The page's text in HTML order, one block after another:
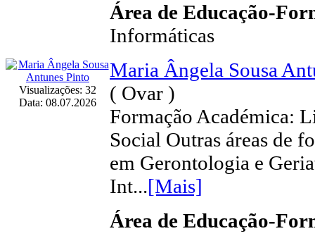
Área de Educação-
Informáticas
Visualizações: 32
Data: 08.07.2026
Maria Ângela Sousa
( Ovar )
Formação Académica:
Social Outras áreas de
em Gerontologia e
Int...[Mais]
Área de Educação-